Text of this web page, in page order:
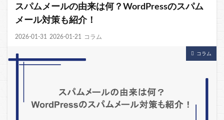
スパムメールの由来は何？WordPressのスパム
メール対策も紹介！
2026-01-31 2026-01-21 コラム
コラム